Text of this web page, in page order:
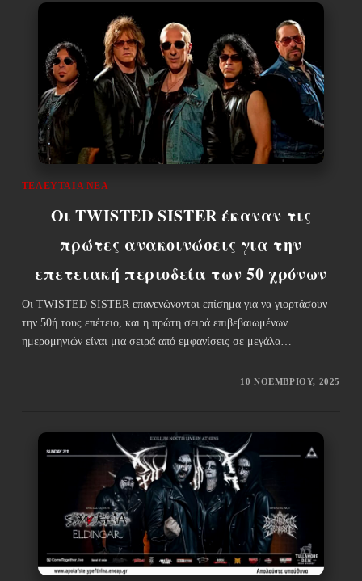
ΤΕΛΕΥΤΑΊΑ ΝΈΑ
Οι TWISTED SISTER έκαναν τις
πρώτες ανακοινώσεις για την
επετειακή περιοδεία των 50 χρόνων
Οι TWISTED SISTER επανενώνονται επίσημα για να γιορτάσουν
την 50ή τους επέτειο, και η πρώτη σειρά επιβεβαιωμένων
ημερομηνιών είναι μια σειρά από εμφανίσεις σε μεγάλα…
10 ΝΟΕΜΒΡΊΟΥ, 2025